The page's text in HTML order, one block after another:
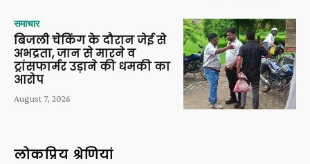
समाचार
बिजली चेकिंग के दौरान जेई से
अभद्रता, जान से मारने व
ट्रांसफार्मर उड़ाने की धमकी का
आरोप
August 7, 2026
लोकप्रिय श्रेणियां